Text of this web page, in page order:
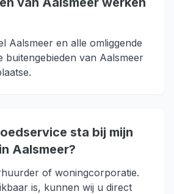
Aalsmeer en alle omliggende
buitengebieden van Aalsmeer
sta bij mijn
Aalsmeer?
of woningcorporatie.
is, kunnen wij u direct